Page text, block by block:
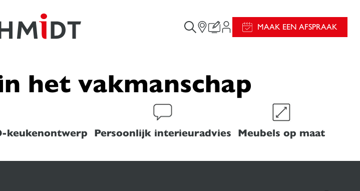
MAAK EEN AFSPRAAK
het vakmanschap
keukenontwerp Persoonlijk interieuradvies Meubels op maat